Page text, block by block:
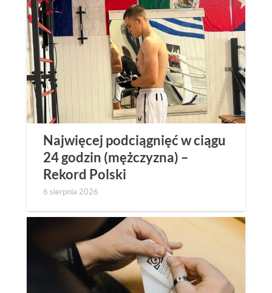
Najwięcej podciągnięć w ciągu
24 godzin (mężczyzna) –
Rekord Polski
6 sierpnia 2026